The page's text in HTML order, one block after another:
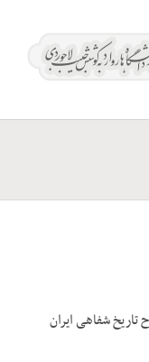
تاریخ شفاهی ایران